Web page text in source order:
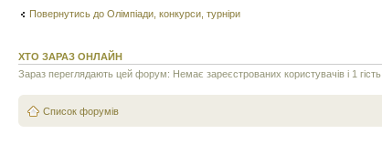
Повернутись до Олімпіади, конкурси, турніри
ХТО ЗАРАЗ ОНЛАЙН
Зараз переглядають цей форум: Немає зареєстрованих користувачів і 1 гість
Список форумів